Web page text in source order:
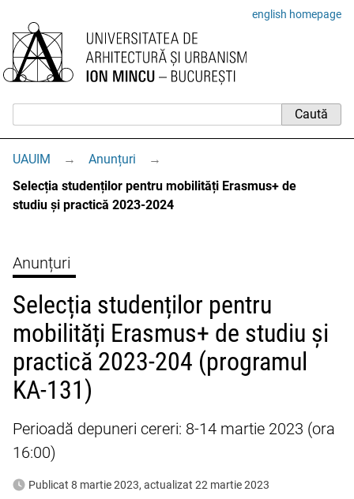
english homepage
UAUIM → Anunțuri
→
Selecția studenților pentru mobilități Erasmus+ de
studiu și practică 2023-2024
Anunțuri
Selecția studenților pentru
mobilități Erasmus+ de studiu și
practică 2023-204 (programul
KA-131)
Perioadă depuneri cereri: 8-14 martie 2023 (ora
16:00)
Publicat 8 martie 2023, actualizat 22 martie 2023